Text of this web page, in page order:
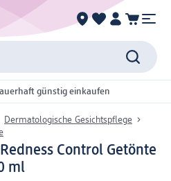
günstig einkaufen
Dermatologische Gesichtspflege
Control Getönte
ml